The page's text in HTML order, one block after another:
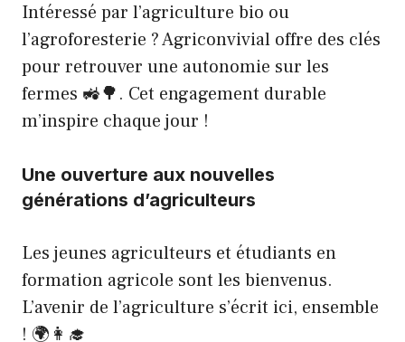
Intéressé par l’agriculture bio ou
l’agroforesterie ? Agriconvivial offre des clés
pour retrouver une autonomie sur les
fermes 🚜🌳. Cet engagement durable
m’inspire chaque jour !
Une ouverture aux nouvelles
générations d’agriculteurs
Les jeunes agriculteurs et étudiants en
formation agricole sont les bienvenus.
L’avenir de l’agriculture s’écrit ici, ensemble
! 🌍👩‍🎓